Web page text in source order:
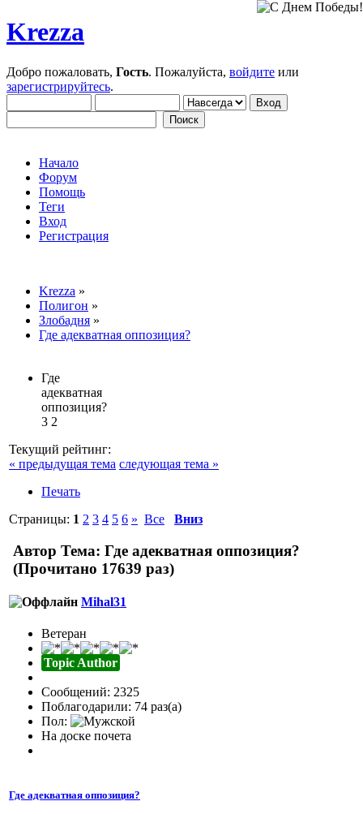
Krezza
Добро пожаловать, Гость. Пожалуйста, войдите или
зарегистрируйтесь.
Начало
Форум
Помощь
Теги
Вход
Регистрация
Krezza »
Полигон »
Злобадня »
Где адекватная оппозиция?
Где
адекватная
оппозиция?
3 2
Текущий рейтинг:
« предыдущая тема следующая тема »
Печать
Страницы: 1 2 3 4 5 6 » Все Вниз
Автор Тема: Где адекватная оппозиция?
(Прочитано 17639 раз)
Mihal31
Ветеран
Topic Author
Сообщений: 2325
Поблагодарили: 74 раз(а)
Пол:
На доске почета
Где адекватная оппозиция?